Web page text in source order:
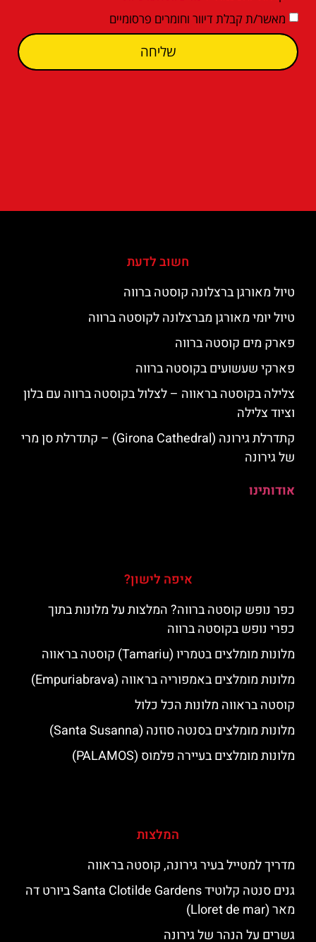
מאשר/ת קבלת דיוור וחומרים פרסומיים
שליחה
חשוב לדעת
טיול מאורגן ברצלונה קוסטה ברווה
טיול יומי מאורגן מברצלונה לקוסטה ברווה
פארק מים קוסטה ברווה
פארקי שעשועים בקוסטה ברווה
צלילה בקוסטה בראווה – לצלול בקוסטה ברווה עם בלון
וציוד צלילה
קתדרלת גירונה (Girona Cathedral) – קתדרלת סן מרי
של גירונה
אודותינו
איפה לישון?
כפר נופש קוסטה ברווה? המלצות על מלונות בתוך
כפרי נופש בקוסטה ברווה
מלונות מומלצים בטמריו (Tamariu) קוסטה בראווה
מלונות מומלצים באמפוריה בראווה (Empuriabrava)
קוסטה בראווה מלונות הכל כלול
מלונות מומלצים בסנטה סוזנה (Santa Susanna)
מלונות מומלצים בעיירה פלמוס (PALAMOS)
המלצות
מדריך למטייל בעיר גירונה, קוסטה בראווה
גנים סנטה קלוטיד Santa Clotilde Gardens ביורט דה
מאר (Lloret de mar)
גשרים על הנהר של גירונה